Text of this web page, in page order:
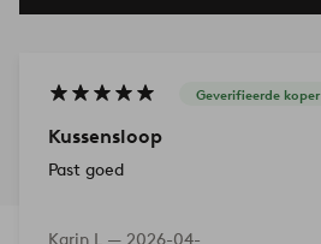
Geverifieerde koper
Kussensloop
Past goed